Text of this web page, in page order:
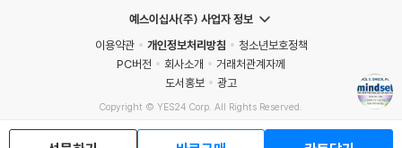
예스이십사(주) 사업자 정보
이용약관
개인정보처리방침
청소년보호정책
PC버전
회사소개
거래처관계자께
도서홍보
광고
Copyright © YES24 Corp. All Rights Reserved.